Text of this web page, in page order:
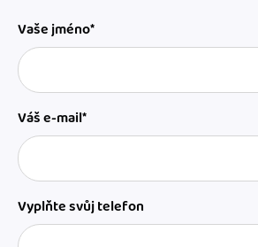
Vaše jméno*
Váš e-mail*
Vyplňte svůj telefon